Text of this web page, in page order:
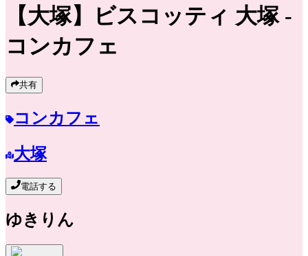
【大塚】 ビスコッティ 大塚-
コンカフェ
共有
コンカフェ
大塚
電話する
ゆきりん